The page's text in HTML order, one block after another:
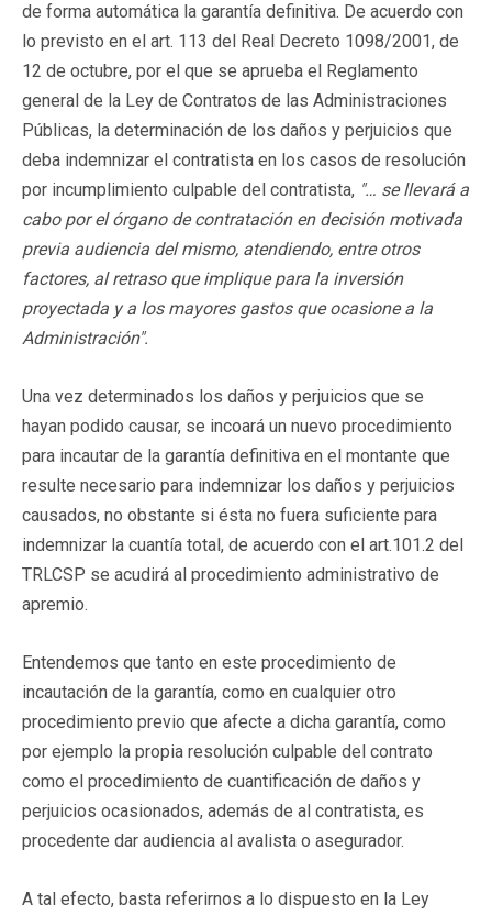
de forma automática la garantía definitiva. De acuerdo con
lo previsto en el art. 113 del Real Decreto 1098/2001, de
12 de octubre, por el que se aprueba el Reglamento
general de la Ley de Contratos de las Administraciones
Públicas, la determinación de los daños y perjuicios que
deba indemnizar el contratista en los casos de resolución
por incumplimiento culpable del contratista, "… se llevará a
cabo por el órgano de contratación en decisión motivada
previa audiencia del mismo, atendiendo, entre otros
factores, al retraso que implique para la inversión
proyectada y a los mayores gastos que ocasione a la
Administración".
Una vez determinados los daños y perjuicios que se
hayan podido causar, se incoará un nuevo procedimiento
para incautar de la garantía definitiva en el montante que
resulte necesario para indemnizar los daños y perjuicios
causados, no obstante si ésta no fuera suficiente para
indemnizar la cuantía total, de acuerdo con el art.101.2 del
TRLCSP se acudirá al procedimiento administrativo de
apremio.
Entendemos que tanto en este procedimiento de
incautación de la garantía, como en cualquier otro
procedimiento previo que afecte a dicha garantía, como
por ejemplo la propia resolución culpable del contrato
como el procedimiento de cuantificación de daños y
perjuicios ocasionados, además de al contratista, es
procedente dar audiencia al avalista o asegurador.
A tal efecto, basta referirnos a lo dispuesto en la Ley